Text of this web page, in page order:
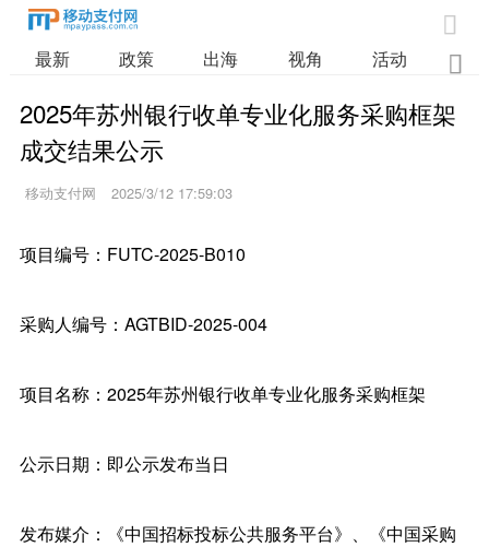

最新 政策 出海 视角 活动 业

2025年苏州银行收单专业化服务采购框架
成交结果公示
移动支付网 2025/3/12 17:59:03
项目编号：FUTC-2025-B010
采购人编号：AGTBID-2025-004
项目名称：2025年苏州银行收单专业化服务采购框架
公示日期：即公示发布当日
发布媒介：《中国招标投标公共服务平台》、《中国采购